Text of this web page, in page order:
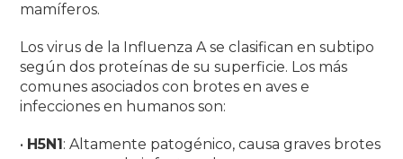
mamíferos.
Los virus de la Influenza A se clasifican en subtipo
según dos proteínas de su superficie. Los más
comunes asociados con brotes en aves e
infecciones en humanos son:
• H5N1 : Altamente patogénico, causa graves brotes